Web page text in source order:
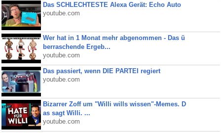
Das SCHLECHTESTE Alexa Gerät: Echo Auto
youtube.com
Wer hat in 1 Monat mehr abgenommen - Das ü
berraschende Ergeb...
youtube.com
Das passiert, wenn DIE PARTEI regiert
youtube.com
Bizarrer Zoff um "Willi wills wissen"-Memes. D
as sagt Willi. ...
youtube.com